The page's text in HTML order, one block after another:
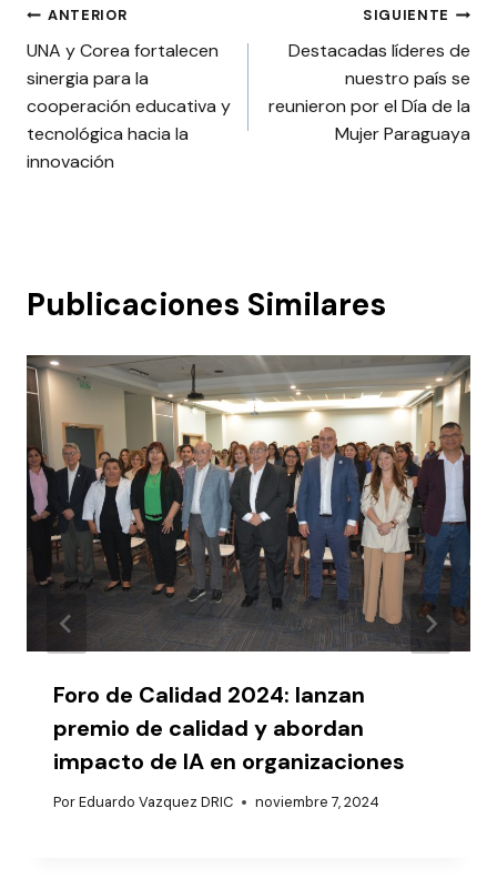
Navegación
de
entradas
ANTERIOR
UNA y Corea fortalecen
sinergia para la
cooperación educativa y
tecnológica hacia la
innovación
SIGUIENTE
Destacadas líderes de
nuestro país se
reunieron por el Día de la
Mujer Paraguaya
Publicaciones Similares
Foro de Calidad 2024: lanzan
premio de calidad y abordan
impacto de IA en organizaciones
PorEduardo Vazquez DRIC noviembre 7, 2024